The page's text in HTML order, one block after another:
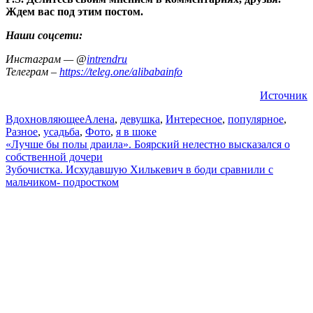
Ждем вас под этим постом.
Наши соцсети:
Инстаграм — @intrendru
Телеграм – https://teleg.one/alibabainfo
Источник
ВдохновляющееАлена, девушка, Интересное, популярное,
Разное, усадьба, Фото, я в шоке
Навигация
по
записям
«Лучше бы полы драила». Боярский нелестно высказался о
собственной дочери
Зубочистка. Исхудавшую Хилькевич в боди сравнили с
мальчиком- подростком